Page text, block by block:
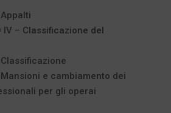
IV – Classificazione del
Mansioni e cambiamento dei
per gli operai